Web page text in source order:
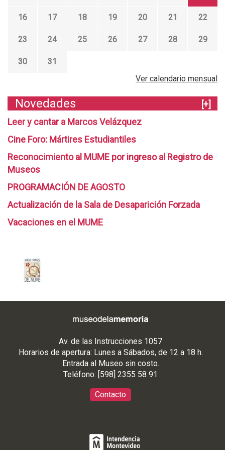
16 17 18 19 20 21 22
23 24 25 26 27 28 29
30
31
Ver calendario mensual
Novedades
[+]
Leer y cantar a Marcos Velázquez
Cine Foro: Mártires Estudiantiles
Reconocimiento al MUME por ingreso al Registro de
Museos
PROGRAMACIÓN DE AGOSTO
Actualización de la Sala de Desaparición Forzada
Vacaciones en el MUME
Av. de las Instrucciones 1057
Horarios de apertura: Lunes a Sábados, de 12 a 18 h.
Entrada al Museo sin costo.
Teléfono: [598] 2355 58 91
Contacto